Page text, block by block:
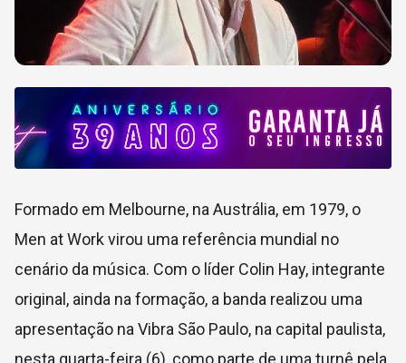
Formado em Melbourne, na Austrália, em 1979, o
Men at Work virou uma referência mundial no
cenário da música. Com o líder Colin Hay, integrante
original, ainda na formação, a banda realizou uma
apresentação na Vibra São Paulo, na capital paulista,